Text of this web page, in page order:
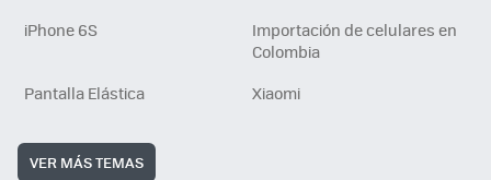
iPhone 6S
Importación de celulares en
Colombia
Pantalla Elástica
Xiaomi
VER MÁS TEMAS